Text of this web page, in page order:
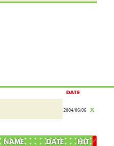
2004/06/06